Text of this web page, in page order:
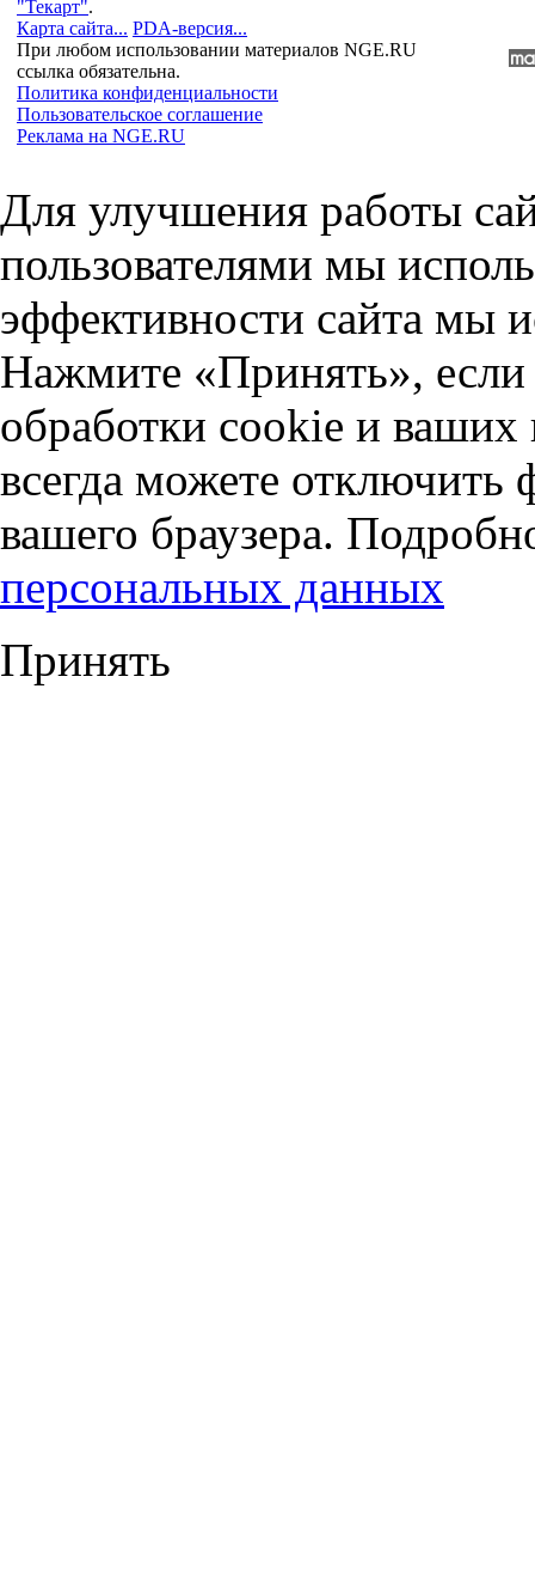
"Текарт".
Карта сайта... PDA-версия...
При любом использовании материалов NGE.RU
ссылка обязательна.
Политика конфиденциальности
Пользовательское соглашение
Реклама на NGE.RU
Для улучшения работы
пользователями мы
эффективности сайта мы
Нажмите «Принять», если
обработки cookie и
всегда можете отключить
вашего браузера.
персональных данных
Принять